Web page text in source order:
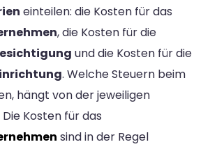
einteilen: die Kosten für das
, die Kosten für die
und die Kosten für die
. Welche Steuern beim
hängt von der jeweiligen
Kosten für das
sind in der Regel